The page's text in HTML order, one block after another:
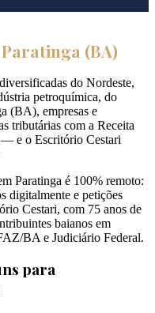
Paratinga (BA)
do Nordeste,
petroquímica, do
(BA), empresas e
tributárias com a Receita
e o Escritório Cestari
Paratinga é 100% remoto:
digitalmente e petições
Cestari, com 75 anos de
baianos em
BA e Judiciário Federal.
para